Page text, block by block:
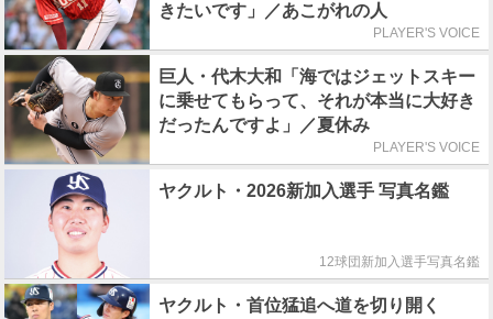
きたいです」／あこがれの人
PLAYER'S VOICE
巨人・代木大和「海ではジェットスキー
に乗せてもらって、それが本当に大好き
だったんですよ」／夏休み
PLAYER'S VOICE
ヤクルト・2026新加入選手 写真名鑑
12球団新加入選手写真名鑑
ヤクルト・首位猛追へ道を切り開く